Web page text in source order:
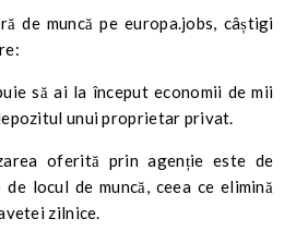
de muncă pe europa.jobs, câștigi
să ai la început economii de mii
unui proprietar privat.
oferită prin agenție este de
locul de muncă, ceea ce elimină
zilnice.